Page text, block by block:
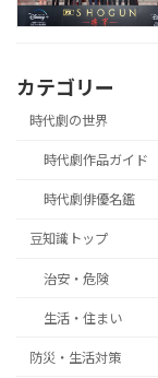
カテゴリー
時代劇の世界
時代劇作品ガイド
時代劇俳優名鑑
豆知識トップ
治安・危険
生活・住まい
防災・生活対策